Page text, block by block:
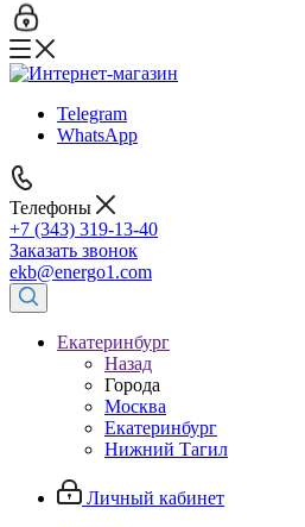
Telegram
WhatsApp
Телефоны
+7 (343) 319-13-40
Заказать звонок
ekb@energo1.com
Екатеринбург
Назад
Города
Москва
Екатеринбург
Нижний Тагил
Личный кабинет